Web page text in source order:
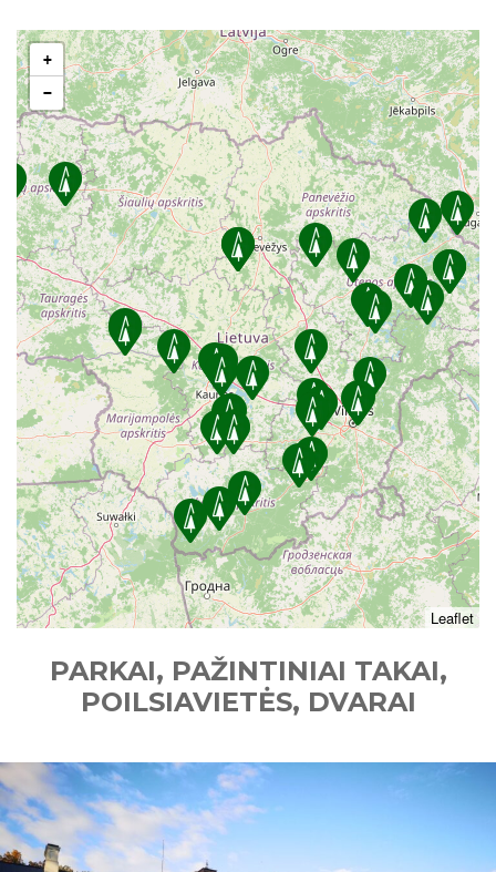
+
−
Leaflet
PARKAI, PAŽINTINIAI TAKAI,
POILSIAVIETĖS, DVARAI